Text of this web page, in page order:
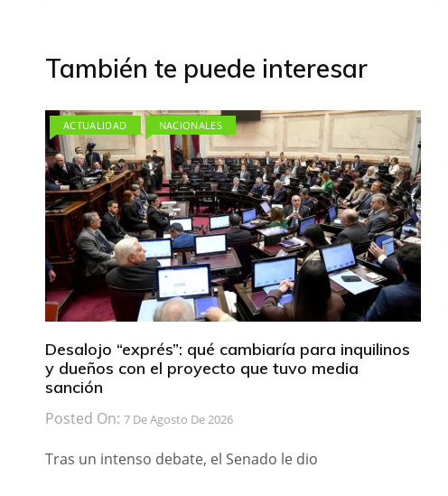
También te puede interesar
ACTUALIDAD NACIONALES
Desalojo “exprés”: qué cambiaría para inquilinos
y dueños con el proyecto que tuvo media
sanción
Posted On: 7 De Agosto De 2026
Tras un intenso debate, el Senado le dio